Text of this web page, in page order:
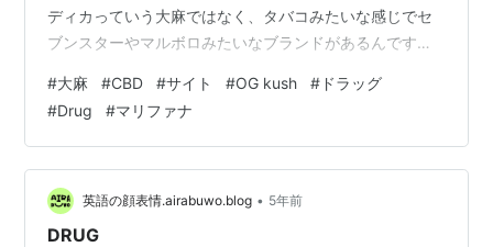
ディカっていう大麻ではなく、タバコみたいな感じでセ
ブンスターやマルボロみたいなブランドがあるんですよ
とかLemon Hazeとか有名所の大麻のリリックが出てき
た時や、サティバにはこんなのがあるのか～程度に見る
のも楽しいので是非見てみてください。 1.PotNavi(純粋
な大麻品種サイト） https://potnavi.com/strains/
2.TAIMA UNIVERSITY（州で人気…
#大麻 #CBD #サイト #OG kush # ドラッグ
#Drug #マリファナ
英語の顔表情.airabuwo.blog • 5年前
DRUG